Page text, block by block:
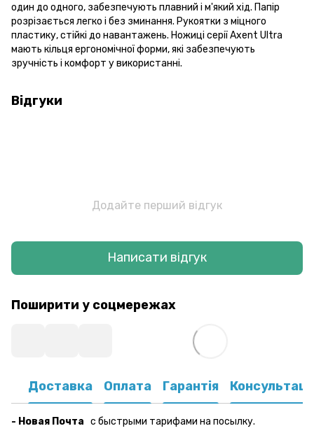
один до одного, забезпечують плавний і м'який хід. Папір
розрізається легко і без зминання. Рукоятки з міцного
пластику, стійкі до навантажень. Ножиці серії Axent Ultra
мають кільця ергономічної форми, які забезпечують
зручність і комфорт у використанні.
Відгуки
Додайте перший відгук
Написати відгук
Поширити у соцмережах
Доставка Оплата Гарантія
- Новая Почта с быстрыми тарифами на посылку.